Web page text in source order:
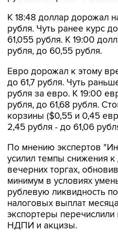
К 18:48 доллар дорожал
рубля. Чуть ранее курс
61,055 рубля. К 19:00
рубля, до 60,55 рубля.
Евро дорожал к этому
до 61,7 рубля. Чуть
рубля за евро. К 19:00
рубля, до 61,68 рубля.
корзины ($0,55 и 0,45
2,45 рубля - до 61,06
По мнению экспертов
усилил темпы снижения
вечерних торгах,
минимум в условиях
рублевую ликвидность
налоговых выплат
экспортеры
НДПИ и акцизы.